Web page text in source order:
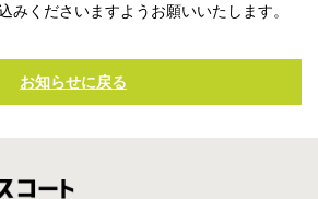
みくださいますようお願いいたします。
お知らせに戻る